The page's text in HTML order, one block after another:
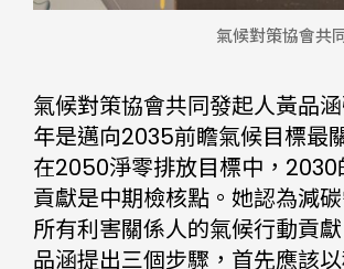
氣候對策協會共
氣候對策協會共同發起人黃品
年是邁向2035前瞻氣候目標最
在2050淨零排放目標中，2030
貢獻是中期檢核點。她認為減
所有利害關係人的氣候行動貢
品涵提出三個步驟，首先應該